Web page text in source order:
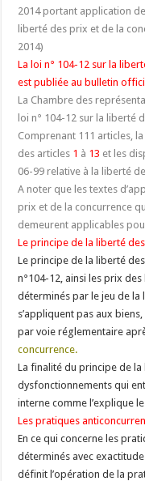
2014 portant application
liberté des prix et de la
2014)
La loi n° 104-12 sur la
est publiée au bulletin
La Chambre des
loi n° 104-12 sur la liberté
Comprenant 111 articles,
des articles 1 à 13 et les
06-99 relative à la liberté
A noter que les textes
prix et de la concurrence
demeurent applicables
Le principe de la liberté
Le principe de la liberté
n°104-12, ainsi les prix
déterminés par le jeu de la
s’appliquent pas aux
par voie réglementaire
concurrence.
La finalité du principe de
dysfonctionnements qui
interne comme l’explique
Les pratiques
En ce qui concerne les
déterminés avec
définit l’opération de la